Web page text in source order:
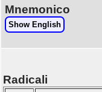
Mnemonico
Show English
Radicali